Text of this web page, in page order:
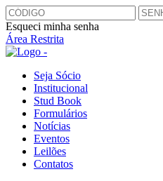
Esqueci minha senha
Área Restrita
Seja Sócio
Institucional
Stud Book
Formulários
Notícias
Eventos
Leilões
Contatos